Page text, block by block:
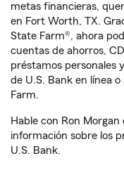
metas financieras,
en Fort Worth, TX.
State Farm®, ahora
cuentas de ahorros,
préstamos personales
de U.S. Bank en línea
Farm.
Hable con Ron
información sobre los
U.S. Bank.